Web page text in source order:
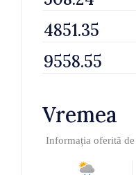
Vremea
Informația oferită de